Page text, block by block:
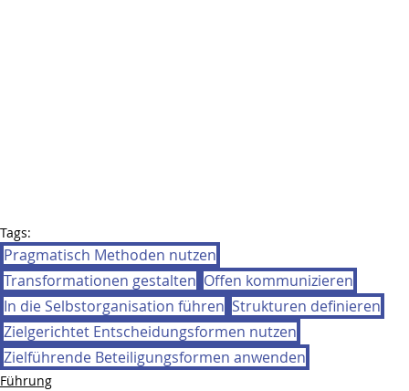
Tags:
Pragmatisch Methoden nutzen
Transformationen gestalten Offen kommunizieren
In die Selbstorganisation führen Strukturen definieren
Zielgerichtet Entscheidungsformen nutzen
Zielführende Beteiligungsformen anwenden
Führung